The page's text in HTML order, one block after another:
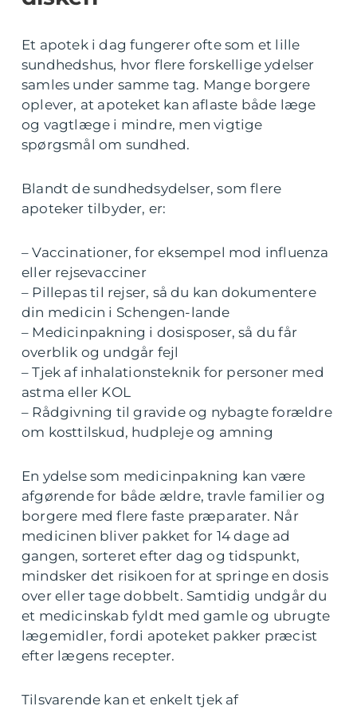
Et apotek i dag fungerer ofte som et lille
sundhedshus, hvor flere forskellige ydelser
samles under samme tag. Mange borgere
oplever, at apoteket kan aflaste både læge
og vagtlæge i mindre, men vigtige
spørgsmål om sundhed.
Blandt de sundhedsydelser, som flere
apoteker tilbyder, er:
– Vaccinationer, for eksempel mod influenza
eller rejsevacciner
– Pillepas til rejser, så du kan dokumentere
din medicin i Schengen-lande
– Medicinpakning i dosisposer, så du får
overblik og undgår fejl
– Tjek af inhalationsteknik for personer med
astma eller KOL
– Rådgivning til gravide og nybagte forældre
om kosttilskud, hudpleje og amning
En ydelse som medicinpakning kan være
afgørende for både ældre, travle familier og
borgere med flere faste præparater. Når
medicinen bliver pakket for 14 dage ad
gangen, sorteret efter dag og tidspunkt,
mindsker det risikoen for at springe en dosis
over eller tage dobbelt. Samtidig undgår du
et medicinskab fyldt med gamle og ubrugte
lægemidler, fordi apoteket pakker præcist
efter lægens recepter.
Tilsvarende kan et enkelt tjek af